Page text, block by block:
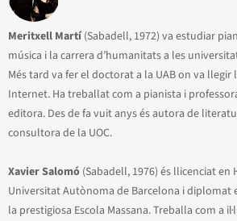
Meritxell Martí(Sabadell, 1972) va estudiar
música i la carrera d’humanitats a les
Més tard va fer el doctorat a la UAB on va llegir
Internet. Ha treballat com a pianista i
editora. Des de fa vuit anys és autora de
consultora de la UOC.
Xavier Salomó (Sabadell, 1976) és llicenciat
Universitat Autònoma de Barcelona i diplomat
la prestigiosa Escola Massana. Treballa com a